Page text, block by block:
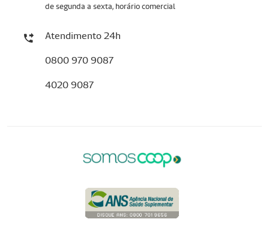
de segunda a sexta, horário comercial
Atendimento 24h
0800 970 9087
4020 9087